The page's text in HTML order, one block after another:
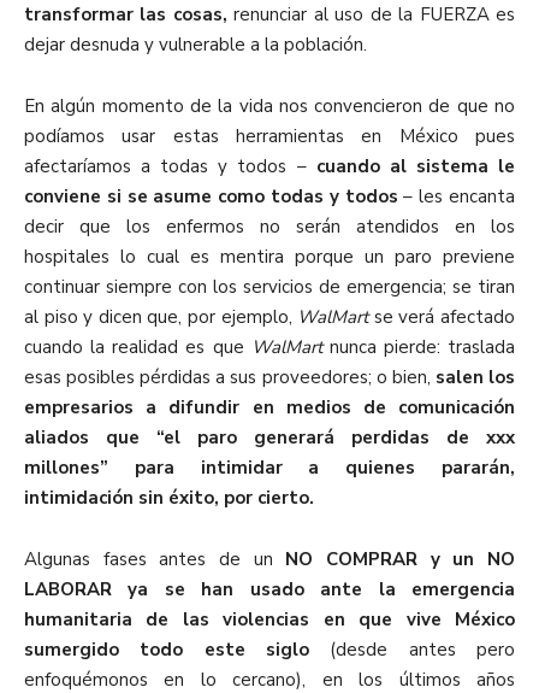
transformar las cosas, renunciar al uso de la FUERZA es
dejar desnuda y vulnerable a la población.
En algún momento de la vida nos convencieron de que no
podíamos usar estas herramientas en México pues
afectaríamos a todas y todos – cuando al sistema le
conviene si se asume como todas y todos – les encanta
decir que los enfermos no serán atendidos en los
hospitales lo cual es mentira porque un paro previene
continuar siempre con los servicios de emergencia; se tiran
al piso y dicen que, por ejemplo, WalMartse verá afectado
cuando la realidad es que WalMartnunca pierde: traslada
esas posibles pérdidas a sus proveedores; o bien, salen los
empresarios a difundir en medios de comunicación
aliados que “el paro generará perdidas de xxx
millones” para intimidar a quienes pararán,
intimidación sin éxito, por cierto.
Algunas fases antes de un NO COMPRAR y un NO
LABORAR ya se han usado ante la emergencia
humanitaria de las violencias en que vive México
sumergido todo este siglo (desde antes pero
enfoquémonos en lo cercano), en los últimos años